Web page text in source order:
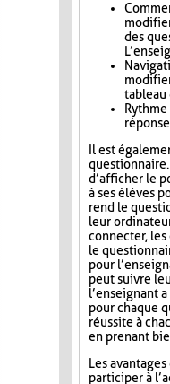
des
tableau
Il est
d’afficher le
à ses élèves
rend le
leur
connecter,
le
pour
peut suivre
l’enseignant
pour chaque
réussite à
en prenant
Les
participer à